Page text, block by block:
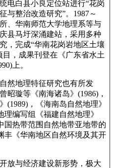
电白县小良定位站进行“花岗
与整治改造研究”。1987～
、华南师范大学地理系等与
县马圩深涌建站，采用多种
，完成“华南花岗岩地区土壤
目，成果刊登在《广东省水土
上。
然地理特征研究也有所发
昭璇等《南海诸岛》(1986)，
(1989)，《海南岛自然地理》
理编写组《福建自然地理》
国热带范围自然地带亚地带的
丰《华南地区自然环境及其开
放与经济建设新形势，极大